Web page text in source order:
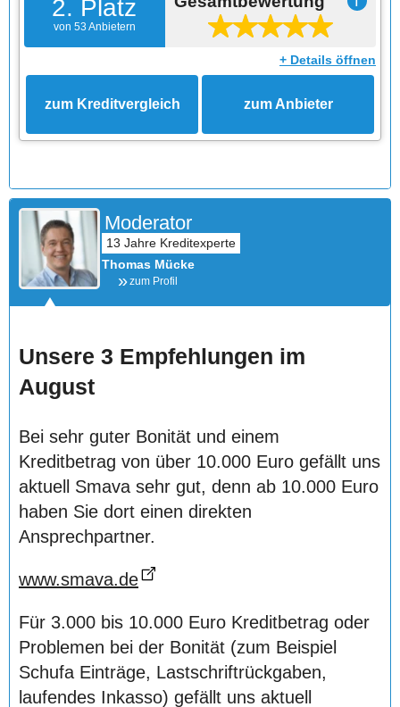
2. Platz
von 53 Anbietern
+ Details öffnen
zum Kreditvergleich zum Anbieter
Moderator
Thomas Mücke
zum Profil
Unsere 3 Empfehlungen im
August
Bei sehr guter Bonität und einem
Kreditbetrag von über 10.000 Euro gefällt uns
aktuell Smava sehr gut, denn ab 10.000 Euro
haben Sie dort einen direkten
Ansprechpartner.
www.smava.de
Für 3.000 bis 10.000 Euro Kreditbetrag oder
Problemen bei der Bonität (zum Beispiel
Schufa Einträge, Lastschriftrückgaben,
laufendes Inkasso) gefällt uns aktuell